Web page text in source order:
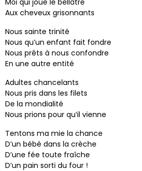
Moi qui joue le bellâtre
Aux cheveux grisonnants
Nous sainte trinité
Nous qu’un enfant fait fondre
Nous prêts à nous confondre
En une autre entité
Adultes chancelants
Nous pris dans les filets
De la mondialité
Nous prions pour qu’il vienne
Tentons ma mie la chance
D’un bébé dans la crèche
D’une fée toute fraîche
D’un pain sorti du four !